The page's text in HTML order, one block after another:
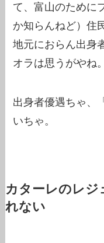
て、富山のために
か知らんねど）住
地元におらん出身
オラは思うがやね。
出身者優遇ちゃ、
いちゃ。
カターレのレジ
れない